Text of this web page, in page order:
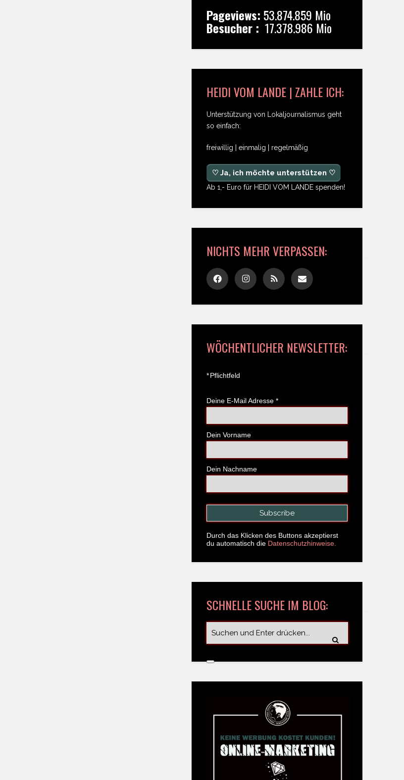
Pageviews: 53.874.859 Mio
Besucher : 17.378.986 Mio
HEIDI VOM LANDE | ZAHLE ICH:
Unterstützung von Lokaljournalismus geht
so einfach:
freiwillig | einmalig | regelmäßig
♡ Ja, ich möchte unterstützen ♡
Ab 1,- Euro für HEIDI VOM LANDE spenden!
NICHTS MEHR VERPASSEN:
WÖCHENTLICHER NEWSLETTER:
*Pflichtfeld
Deine E-Mail Adresse *
Dein Vorname
Dein Nachname
Durch das Klicken des Buttons akzeptierst
du automatisch die Datenschutzhinweise.
SCHNELLE SUCHE IM BLOG: